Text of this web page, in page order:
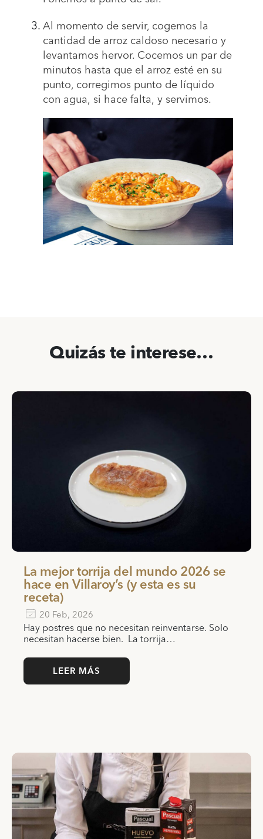
Al momento de servir, cogemos la
cantidad de arroz caldoso necesario y
levantamos hervor. Cocemos un par de
minutos hasta que el arroz esté en su
punto, corregimos punto de líquido
con agua, si hace falta, y servimos.
Quizás te interese…
La mejor torrija del mundo 2026 se
hace en Villaroy’s (y esta es su
receta)
20 Feb, 2026
Hay postres que no necesitan reinventarse. Solo
necesitan hacerse bien. La torrija…
LEER MÁS